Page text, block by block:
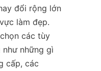
đổi rộng lớn
làm đẹp.
các tùy
những gì
cấp, các